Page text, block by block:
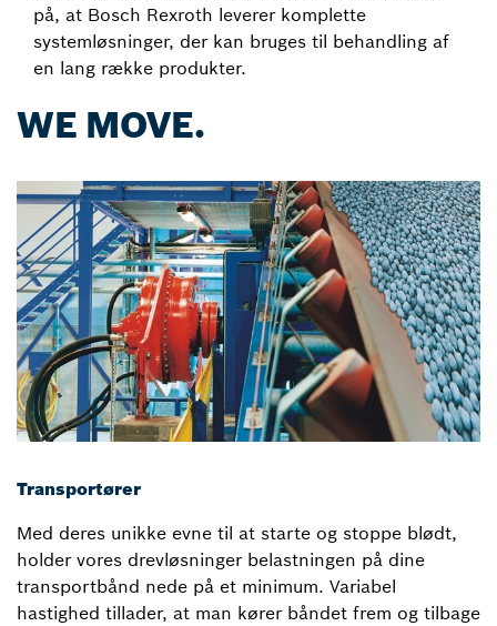
på, at Bosch Rexroth leverer komplette
systemløsninger, der kan bruges til behandling af
en lang række produkter.
WE MOVE.
Transportører
Med deres unikke evne til at starte og stoppe blødt,
holder vores drevløsninger belastningen på dine
transportbånd nede på et minimum. Variabel
hastighed tillader, at man kører båndet frem og tilbage